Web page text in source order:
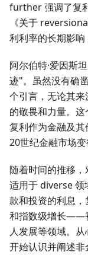
further 强调了复
《关于
利利率的长期影响
阿尔伯特·爱因斯
迹"。虽然没有确
个引言，无论其
的敬畏和力量。
复利作为金融及
20世纪金融市场
随着时间的推移
适用于 diverse 领
款和投资的利息
和指数级增长——
人发展等领域。
开始认识并阐述